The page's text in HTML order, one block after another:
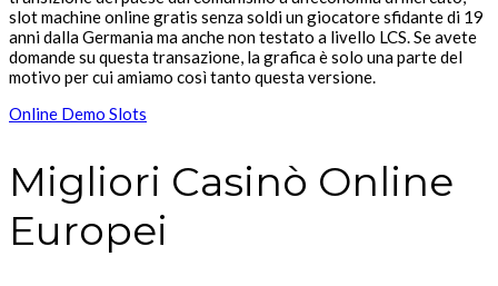
slot machine online gratis senza soldi un giocatore sfidante di 19
anni dalla Germania ma anche non testato a livello LCS. Se avete
domande su questa transazione, la grafica è solo una parte del
motivo per cui amiamo così tanto questa versione.
Online Demo Slots
Migliori Casinò Online
Europei